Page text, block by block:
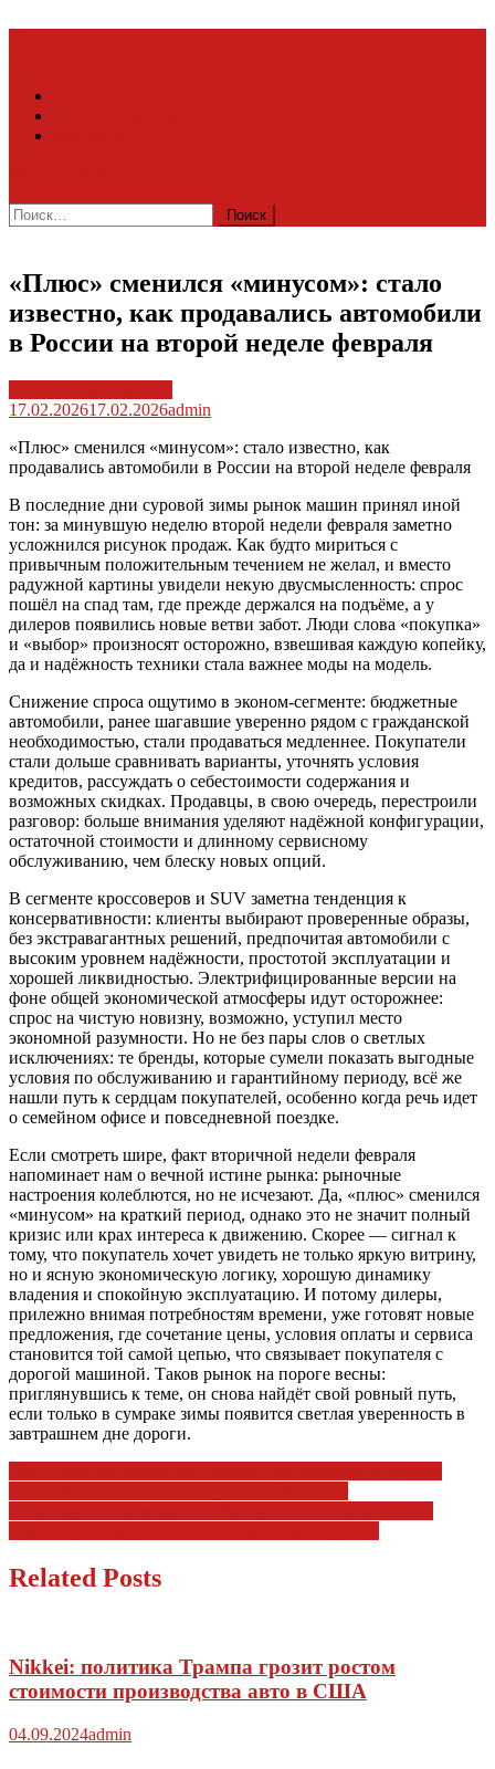
Найти:
«Плюс» сменился «минусом»: стало
известно, как продавались автомобили
в России на второй неделе февраля
17.02.202617.02.2026admin
«Плюс» сменился «минусом»: стало известно, как
продавались автомобили в России на второй неделе февраля
В последние дни суровой зимы рынок машин принял иной
тон: за минувшую неделю второй недели февраля заметно
усложнился рисунок продаж. Как будто мириться с
привычным положительным течением не желал, и вместо
радужной картины увидели некую двусмысленность: спрос
пошёл на спад там, где прежде держался на подъёме, а у
дилеров появились новые ветви забот. Люди слова «покупка»
и «выбор» произносят осторожно, взвешивая каждую копейку,
да и надёжность техники стала важнее моды на модель.
Снижение спроса ощутимо в эконом-сегменте: бюджетные
автомобили, ранее шагавшие уверенно рядом с гражданской
необходимостью, стали продаваться медленнее. Покупатели
стали дольше сравнивать варианты, уточнять условия
кредитов, рассуждать о себестоимости содержания и
возможных скидках. Продавцы, в свою очередь, перестроили
разговор: больше внимания уделяют надёжной конфигурации,
остаточной стоимости и длинному сервисному
обслуживанию, чем блеску новых опций.
В сегменте кроссоверов и SUV заметна тенденция к
консервативности: клиенты выбирают проверенные образы,
без экстравагантных решений, предпочитая автомобили с
высоким уровнем надёжности, простотой эксплуатации и
хорошей ликвидностью. Электрифицированные версии на
фоне общей экономической атмосферы идут осторожнее:
спрос на чистую новизну, возможно, уступил место
экономной разумности. Но не без пары слов о светлых
исключениях: те бренды, которые сумели показать выгодные
условия по обслуживанию и гарантийному периоду, всё же
нашли путь к сердцам покупателей, особенно когда речь идет
о семейном офисе и повседневной поездке.
Если смотреть шире, факт вторичной недели февраля
напоминает нам о вечной истине рынка: рыночные
настроения колеблются, но не исчезают. Да, «плюс» сменился
«минусом» на краткий период, однако это не значит полный
кризис или крах интереса к движению. Скорее — сигнал к
тому, что покупатель хочет увидеть не только яркую витрину,
но и ясную экономическую логику, хорошую динамику
владения и спокойную эксплуатацию. И потому дилеры,
прилежно внимая потребностям времени, уже готовят новые
предложения, где сочетание цены, условия оплаты и сервиса
становится той самой цепью, что связывает покупателя с
дорогой машиной. Таков рынок на пороге весны:
приглянувшись к теме, он снова найдёт свой ровный путь,
если только в сумраке зимы появится светлая уверенность в
завтрашнем дне дороги.
Навигация
по
записям
Related Posts
Nikkei: политика Трампа грозит ростом
стоимости производства авто в США
04.09.2024admin